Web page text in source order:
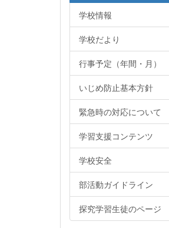
学校情報
学校だより
行事予定（年間・月）
いじめ防止基本方針
緊急時の対応について
学習支援コンテンツ
学校安全
部活動ガイドライン
探究学習生徒のページ